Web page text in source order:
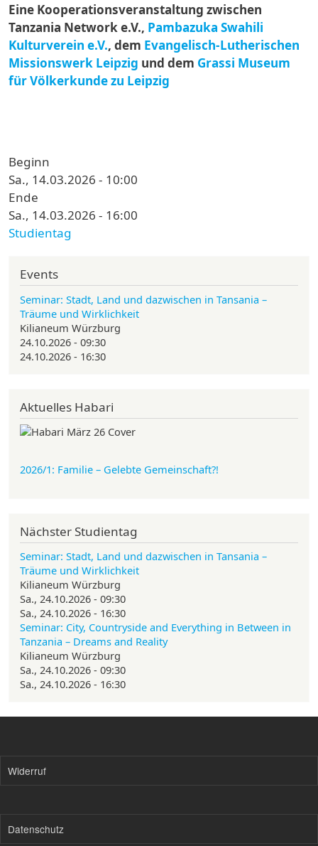
Eine Kooperationsveranstaltung zwischen
Tanzania Network e.V., Pambazuka Swahili
Kulturverein e.V., dem Evangelisch-Lutherischen
Missionswerk Leipzig und dem Grassi Museum
für Völkerkunde zu Leipzig
Beginn
Sa., 14.03.2026 - 10:00
Ende
Sa., 14.03.2026 - 16:00
Studientag
Events
Seminar: Stadt, Land und dazwischen in Tansania –
Träume und Wirklichkeit
Kilianeum Würzburg
24.10.2026 - 09:30
24.10.2026 - 16:30
Aktuelles Habari
2026/1: Familie – Gelebte Gemeinschaft?!
Nächster Studientag
Seminar: Stadt, Land und dazwischen in Tansania –
Träume und Wirklichkeit
Kilianeum Würzburg
Sa., 24.10.2026 - 09:30
Sa., 24.10.2026 - 16:30
Seminar: City, Countryside and Everything in Between in
Tanzania – Dreams and Reality
Kilianeum Würzburg
Sa., 24.10.2026 - 09:30
Sa., 24.10.2026 - 16:30
Widerruf
Datenschutz